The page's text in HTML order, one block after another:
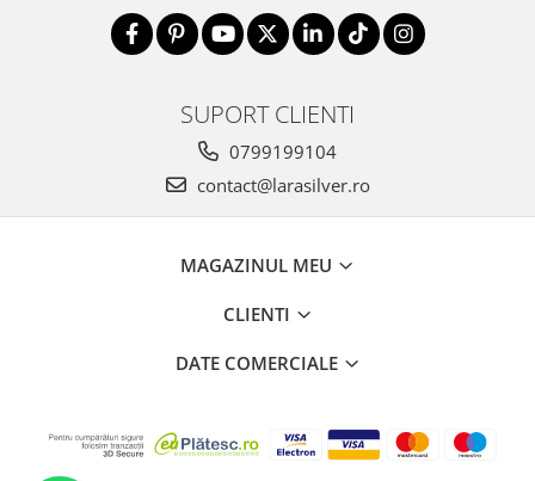
SUPORT CLIENTI
0799199104
contact@larasilver.ro
MAGAZINUL MEU
CLIENTI
DATE COMERCIALE